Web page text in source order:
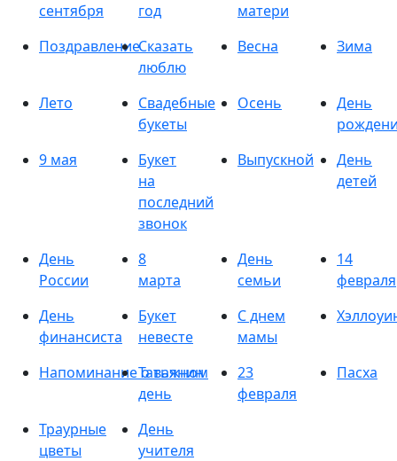
сентября
год
матери
ПоздравлениеСказать
люблю
Весна Зима
Лето
Свадебные
букеты
Осень
День
9 мая
Букет
на
последний
звонок
Выпускной
День
детей
День
России
8
марта
День
семьи
14
февраля
День
финансиста
Букет
невесте
С днем
мамы
Напоминание о важном
Татьянин
день
23
февраля
Пасха
Траурные
цветы
День
учителя